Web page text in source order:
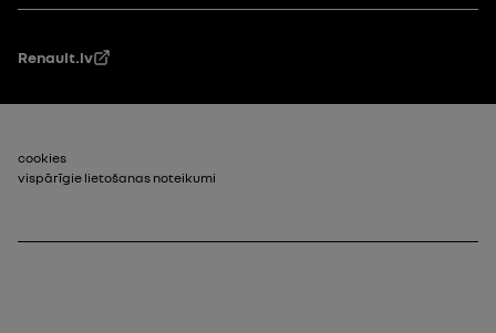
Renault.lv
footer_2
cookies
vispārīgie lietošanas noteikumi